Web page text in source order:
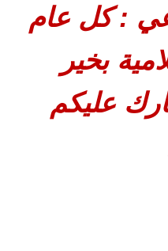
: كل عام
بخير
عليكم